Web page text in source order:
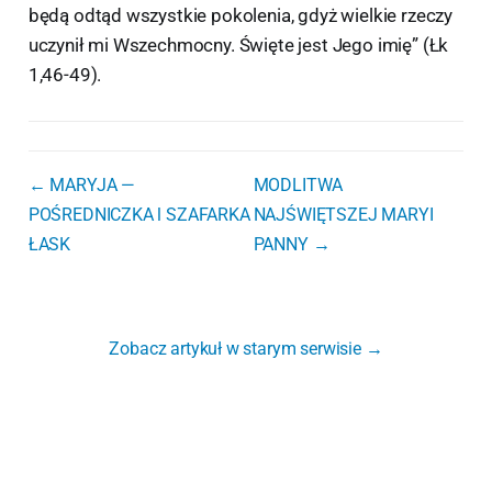
będą odtąd wszystkie pokolenia, gdyż wielkie rzeczy
uczynił mi Wszechmocny. Święte jest Jego imię” (Łk
1,46-49).
← MARYJA —
POŚREDNICZKA l SZAFARKA
ŁASK
MODLITWA
NAJŚWIĘTSZEJ MARYI
PANNY →
Zobacz artykuł w starym serwisie →